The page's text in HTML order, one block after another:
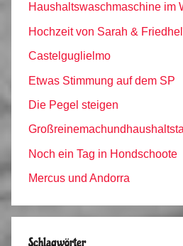
Haushaltswaschmaschine im
Hochzeit von Sarah &
Castelguglielmo
Etwas Stimmung auf dem SP
Die Pegel steigen
Noch ein Tag in Hondschoote
Mercus und Andorra
Schlagwörter